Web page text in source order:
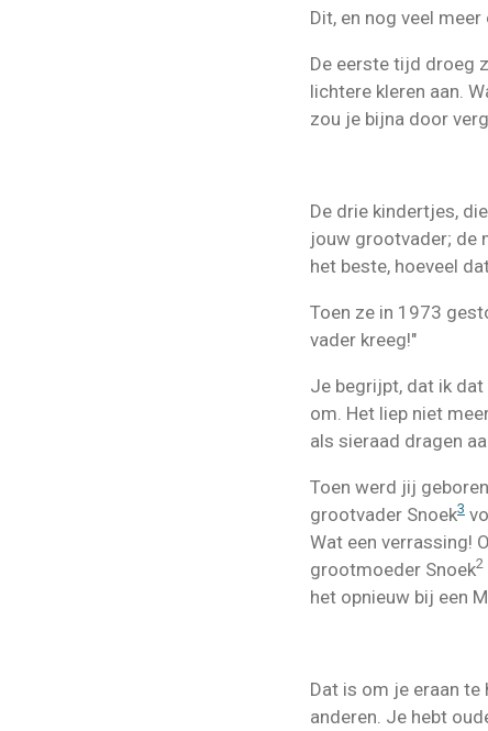
Dit, en nog veel meer
De eerste tijd droeg
lichtere kleren aan.
zou je bijna door
De drie kindertjes,
jouw grootvader; de
het beste, hoeveel
Toen ze in 1973
vader kreeg!"
Je begrijpt, dat ik
om. Het liep niet
als sieraad dragen
Toen werd jij
grootvader Snoek3
Wat een verrassing!
grootmoeder Snoek2
het opnieuw bij een
Dat is om je eraan te
anderen. Je hebt